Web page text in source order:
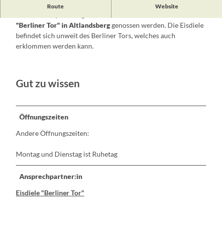
Route Website
Hausgemachte Kuchen und Torten sowie nach
"Berliner Tor" in Altlandsberggenossen werden. Die Eisdiele
befindet sich unweit des Berliner Tors, welches auch
erklommen werden kann.
Gut zu wissen
Öffnungszeiten
Andere Öffnungszeiten:
Montag und Dienstag ist Ruhetag
Ansprechpartner:in
Eisdiele "Berliner Tor"